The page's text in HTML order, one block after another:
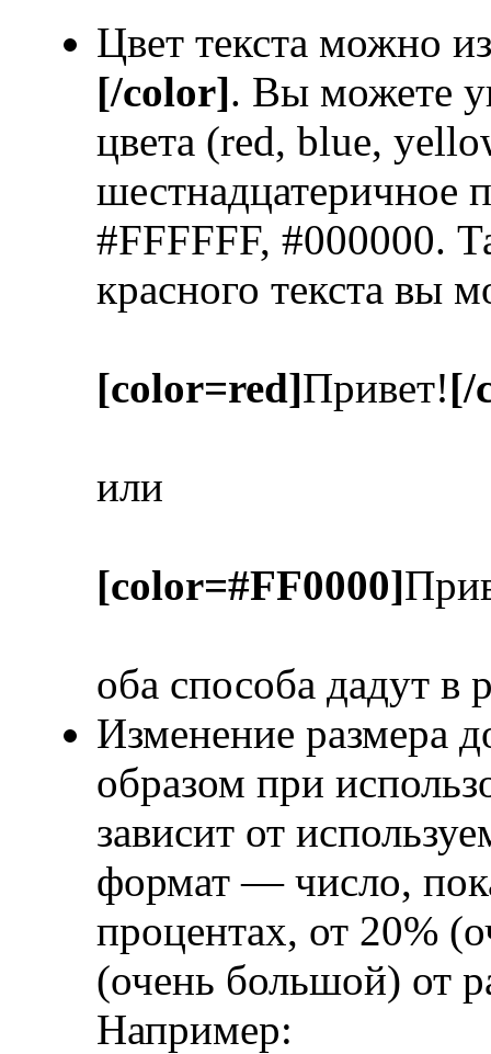
Цвет текста можно
[/color]. Вы можете
цвета (red, blue,
шестнадцатеричное
#FFFFFF, #000000.
красного текста вы
[color=red]Привет![/
или
[color=#FF0000]
оба способа дадут в
Изменение размера
образом при
зависит от
формат — число,
процентах, от 20%
(очень большой) от
Например: